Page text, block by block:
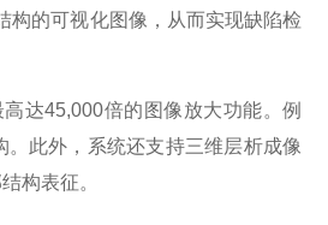
构的可视化图像，从而实现缺陷检
达45,000倍的图像放大功能。例
此外，系统还支持三维层析成像
构表征。